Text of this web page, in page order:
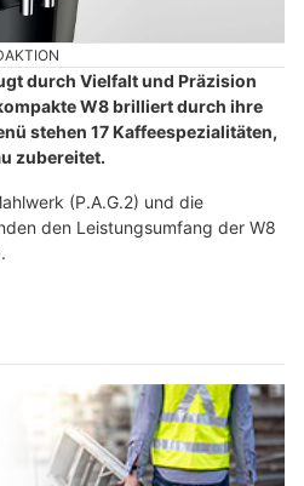
durch Vielfalt und Präzision
W8 brilliert durch ihre
stehen 17 Kaffeespezialitäten,
zubereitet.
(P.A.G.2) und die
den Leistungsumfang der W8